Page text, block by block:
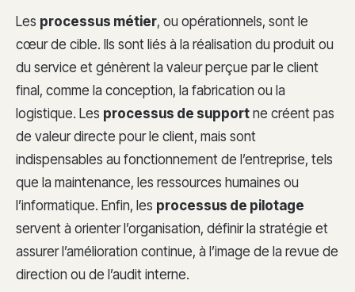
Les processus métier, ou opérationnels, sont le
cœur de cible. Ils sont liés à la réalisation du produit ou
du service et génèrent la valeur perçue par le client
final, comme la conception, la fabrication ou la
logistique. Les processus de support ne créent pas
de valeur directe pour le client, mais sont
indispensables au fonctionnement de l’entreprise, tels
que la maintenance, les ressources humaines ou
l’informatique. Enfin, les processus de pilotage
servent à orienter l’organisation, définir la stratégie et
assurer l’amélioration continue, à l’image de la revue de
direction ou de l’audit interne.